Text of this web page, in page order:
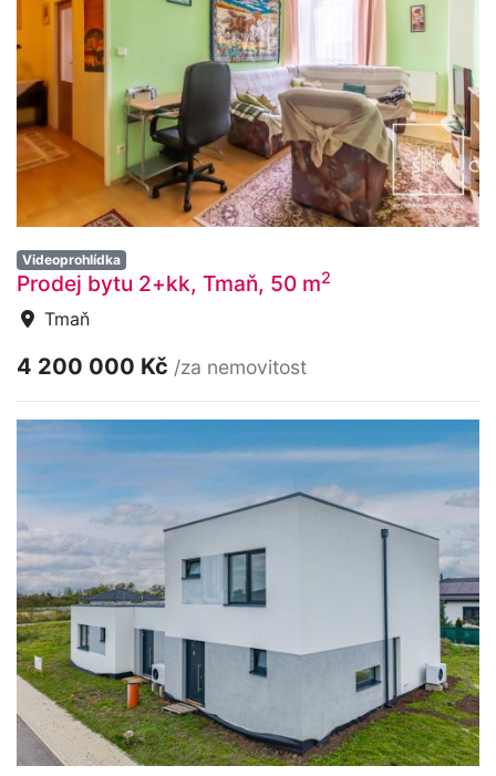
Videoprohlídka
Prodej bytu 2+kk, Tmaň, 50 m2
Tmaň
4 200 000 Kč /za nemovitost